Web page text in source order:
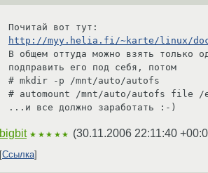
http://myy.helia.fi/~karte/linux/
В общем оттуда можно взять
подправить его под себя, потом
# mkdir -p /mnt/auto/autofs
# automount /mnt/auto/autofs file /
...и все должно заработать :-)
bigbit ★★★★★ (30.11.2006 22:11:40
Ссылка